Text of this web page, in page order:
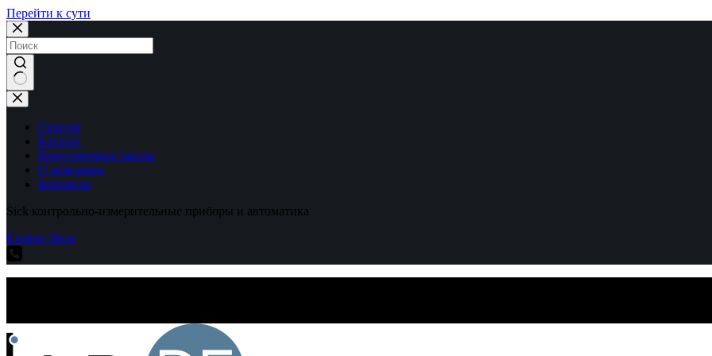
Перейти к сути
Ничего
не
найденоГлавная
Каталог
Выполненные заказы
О компании
Контакты
Sick контрольно-измерительные приборы и автоматика
Explore Shop